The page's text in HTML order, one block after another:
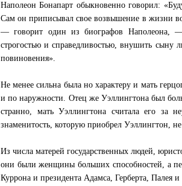
Наполеон Бонапарт обыкновенно говорил:
Сам он приписывал свое возвышение в жизни
— говорит один из биографов Наполеона, —
строгостью и справедливостью, внушить сыну
повиновения».
Не менее сильна была но характеру и мать
и по наружности. Отец же Уэллингтона был
странно, мать Уэллингтона считала его
знаменитость, которую приобрел Уэллингтон,
Из числа матерей государственных людей,
они были женщины больших способностей, а
Куррона и президента Адамса, Герберта, Палея и